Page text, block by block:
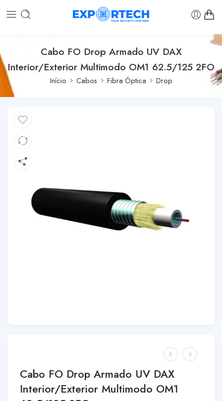
Cabo FO Drop Armado UV DAX
Interior/Exterior Multimodo OM1 62.5/125 2FO
Início Cabos Fibra Óptica Drop
Cabo FO Drop Armado UV DAX
Interior/Exterior Multimodo OM1